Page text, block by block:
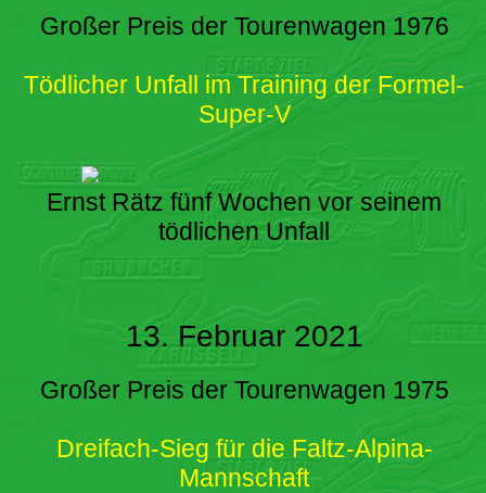
Großer Preis der Tourenwagen 1976
Tödlicher Unfall im Training der Formel-
Super-V
Ernst Rätz fünf Wochen vor seinem
tödlichen Unfall
13. Februar 2021
Großer Preis der Tourenwagen 1975
Dreifach-Sieg für die Faltz-Alpina-
Mannschaft